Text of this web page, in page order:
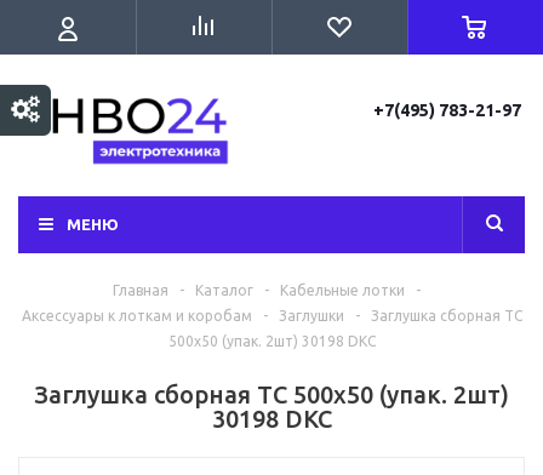
+7(495) 783-21-97
МЕНЮ
Главная - Каталог - Кабельные лотки
-
Аксессуары к лоткам и коробам
- Заглушки -
Заглушка сборная ТС
500х50 (упак. 2шт) 30198 DKC
Заглушка сборная ТС 500х50 (упак. 2шт)
30198 DKC